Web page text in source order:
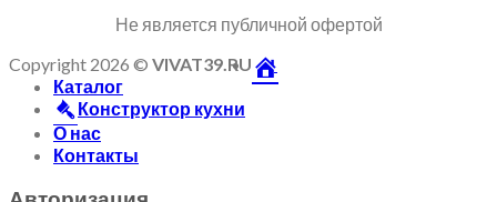
Не является публичной офертой
Copyright 2026 © VIVAT39.RU
Каталог
Конструктор кухни
О нас
Контакты